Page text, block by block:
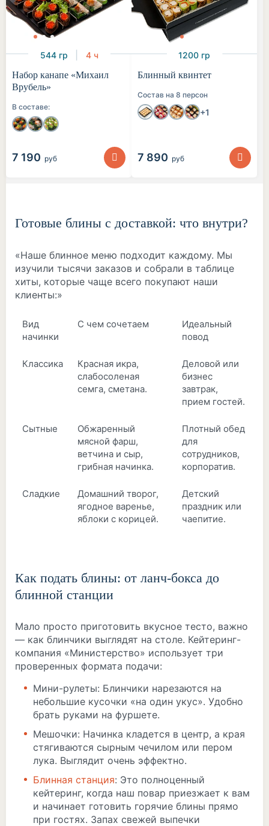
544 гр
4 ч
Набор канапе «Михаил
Врубель»
В составе:
7 190 руб
1200 гр
Блинный квинтет
Состав на 8 персон
+1
7 890 руб
Готовые блины с доставкой: что внутри?
«Наше блинное меню подходит каждому. Мы
изучили тысячи заказов и собрали в таблице
хиты, которые чаще всего покупают наши
клиенты:»
Вид
начинки
С чем сочетаем
Идеальный
повод
Классика
Красная икра,
слабосоленая
семга, сметана.
Деловой или
бизнес
завтрак,
прием гостей.
Сытные
Обжаренный
мясной фарш,
ветчина и сыр,
грибная начинка.
Плотный обед
для
сотрудников,
корпоратив.
Сладкие
Домашний творог,
ягодное варенье,
яблоки с корицей.
Детский
праздник или
чаепитие.
Как подать блины: от ланч-бокса до
блинной станции
Мало просто приготовить вкусное тесто, важно
— как блинчики выглядят на столе. Кейтеринг-
компания «Министерство» использует три
проверенных формата подачи:
Мини-рулеты: Блинчики нарезаются на
небольшие кусочки «на один укус». Удобно
брать руками на фуршете.
Мешочки: Начинка кладется в центр, а края
стягиваются сырным чечилом или пером
лука. Выглядит очень эффектно.
Блинная станция: Это полноценный
кейтеринг, когда наш повар приезжает к вам
и начинает готовить горячие блины прямо
при гостях. Запах свежей выпечки